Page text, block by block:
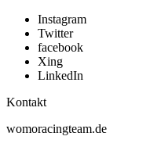
Instagram
Twitter
facebook
Xing
LinkedIn
Kontakt
womoracingteam.de